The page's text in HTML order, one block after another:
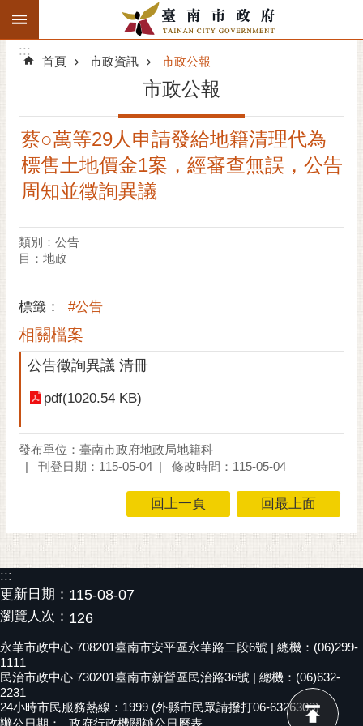
跳到主要內容區塊
搜
階
精彩府城
市府動態
主題服務
市政資訊
市民互動
螢
光
桐
花
網
導
覽
訂
:::
:::
首頁 市政資訊 市政公報
市政公報
蔡○萬等29人申請發給地籍清理代為
標售土地價金1案，經審查無誤，公告
周知並徵詢異議
類別：公告
目：地政
標籤： #公告
相關檔案
公告徵詢異議 清冊
pdf(1020.54 KB)
發布單位：臺南市政府地政局地籍科
刊登日期：115-05-04
修改時間：115-05-04
回上一頁 回最上面
:::
更新日期： 115-08-07
瀏覽人次： 126
永華市政中心 708201臺南市安平區永華路二段6號 | 總機：(06)299-
1111
民治市政中心 730201臺南市新營區民治路36號 | 總機：(06)632-
2231
24小時市民服務熱線：1999 (外縣市民眾請撥打06-6326303)
辦公日期：
政府行政機關辦公日曆表